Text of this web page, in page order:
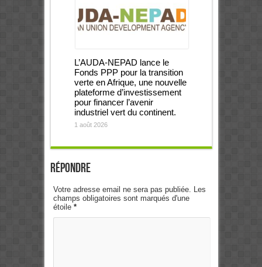
L’AUDA-NEPAD lance le
Fonds PPP pour la transition
verte en Afrique, une nouvelle
plateforme d’investissement
pour financer l’avenir
industriel vert du continent.
1 août 2026
Répondre
Votre adresse email ne sera pas publiée. Les
champs obligatoires sont marqués d'une
étoile *